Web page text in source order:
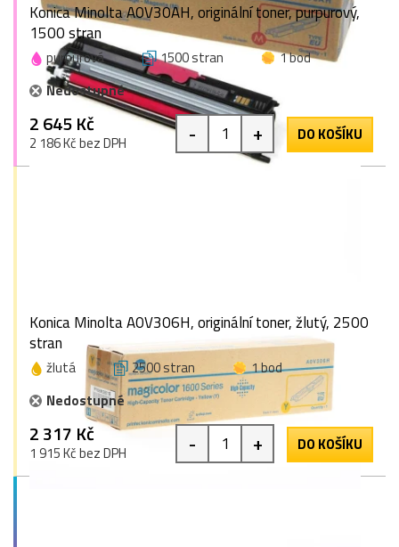
Konica Minolta A0V30AH, originální toner, purpurový,
1500 stran
purpurová 1500 stran
1 bod
Nedostupné
2 645 Kč
2 186 Kč bez DPH - + DO KOŠÍKU
Konica Minolta A0V306H, originální toner, žlutý, 2500
stran
žlutá 2500 stran
1 bod
Nedostupné
2 317 Kč
1 915 Kč bez DPH - + DO KOŠÍKU